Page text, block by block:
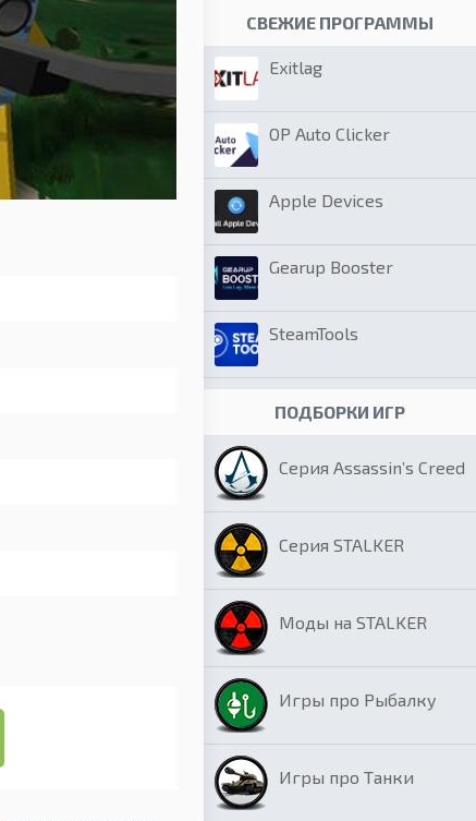
СВЕЖИЕ ПРОГРАММЫ
Exitlag
OP Auto Clicker
Apple Devices
Gearup Booster
SteamTools
ПОДБОРКИ ИГР
Серия Assassin’s Creed
Серия STALKER
Моды на STALKER
Игры про Рыбалку
Игры про Танки